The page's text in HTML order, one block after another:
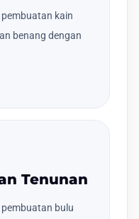
kain
benang dengan
Tenunan
bulu